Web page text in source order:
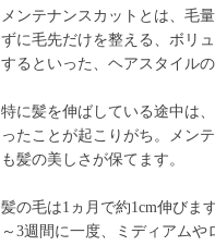
メンテナンスカットとは、毛
ずに毛先だけを整える、ボリ
するといった、ヘアスタイル
特に髪を伸ばしている途中は
ったことが起こりがち。メン
も髪の美しさが保てます。
髪の毛は1ヵ月で約1cm伸びま
～3週間に一度、ミディアム